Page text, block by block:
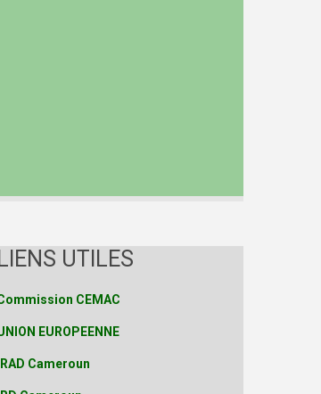
LIENS UTILES
CEMAC
EUROPEENNE
IRAD Cameroun